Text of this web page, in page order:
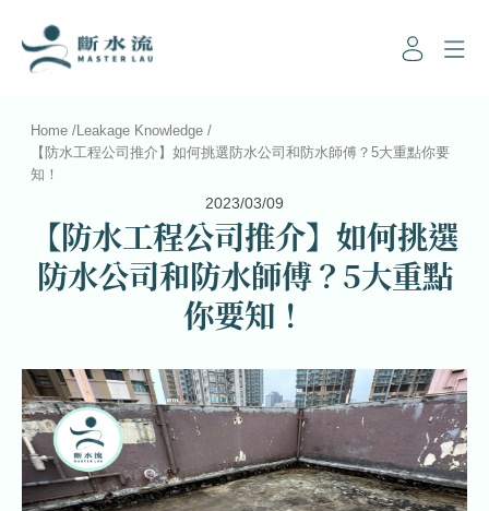
Home /Leakage Knowledge /
【防水工程公司推介】如何挑選防水公司和防水師傅？5大重點你要
知！
2023/03/09
【防水工程公司推介】如何挑選
防水公司和防水師傅？5大重點
你要知！